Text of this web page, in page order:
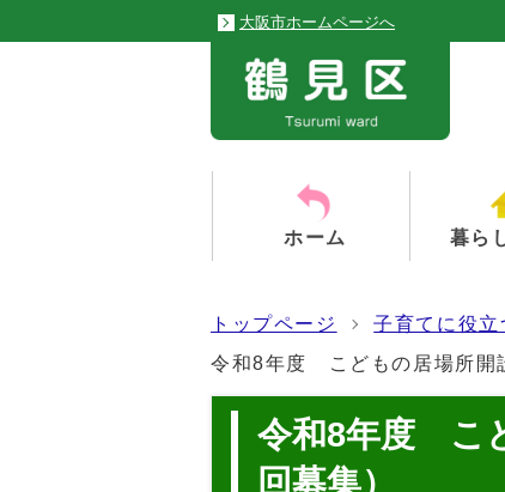
大阪市ホームページへ
ホーム 暮ら
トップページ 子育てに役立
令和8年度 こどもの居場所開
令和8年度 こ
回募集）